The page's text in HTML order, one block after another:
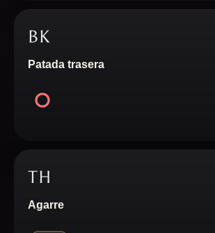
BK
Patada trasera
TH
Agarre